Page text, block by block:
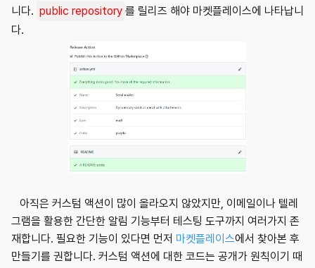
니다. public repository 를 릴리즈 해야 마켓플레이스에 나타납니
다.
아직은 커스텀 액션이 많이 올라오지 않았지만, 이메일이나 텔레
그램을 활용한 간단한 알림 기능부터 테스팅 도구까지 여러가지 존
재합니다. 필요한 기능이 있다면 먼저 마켓플레이스에서 찾아본 후
만들기를 권합니다. 커스텀 액션에 대한 코드는 공개가 원칙이기 때